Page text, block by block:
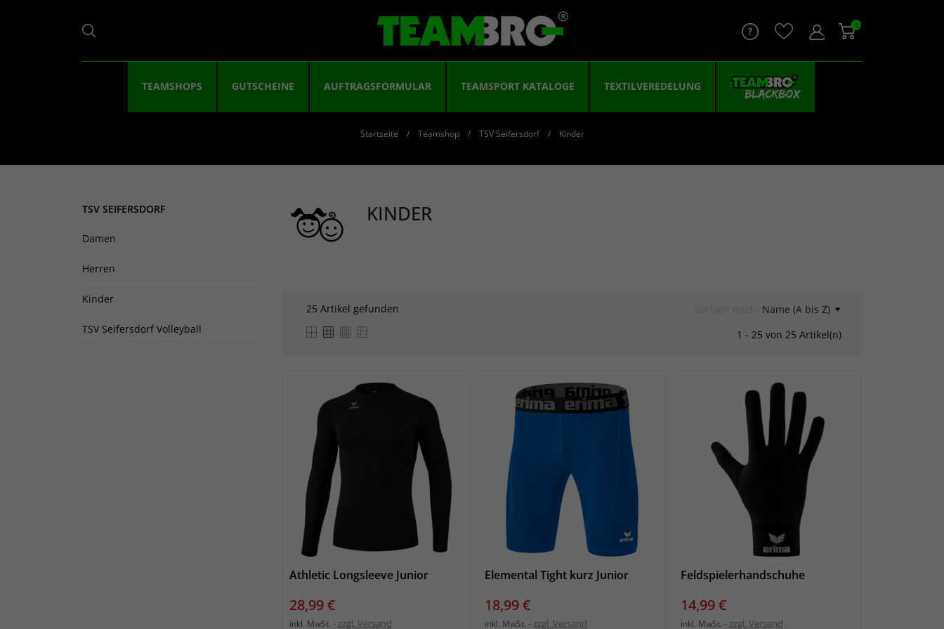
0
TEAMSHOPS GUTSCHEINE AUFTRAGSFORMULAR TEAMSPORT KATALOGE TEXTILVEREDELUNG
Startseite Teamshop TSV Seifersdorf Kinder
TSV SEIFERSDORF
Damen
Herren
Kinder
TSV Seifersdorf Volleyball
KINDER
25 Artikel gefunden
Name (A bis Z)
1 - 25 von 25 Artikel(n)
Athletic Longsleeve Junior
Preis
28,99 €
inkl. MwSt. zzgl. Versand
Elemental Tight kurz Junior
Preis
18,99 €
inkl. MwSt. zzgl. Versand
Feldspielerhandschuhe
Preis
14,99 €
inkl. MwSt. zzgl. Versand